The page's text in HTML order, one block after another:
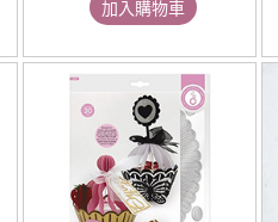
加入購物車